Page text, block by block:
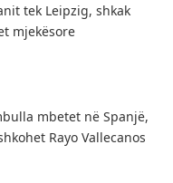
tek Leipzig, shkak
mjekësore
mbetet në Spanjë,
Rayo Vallecanos